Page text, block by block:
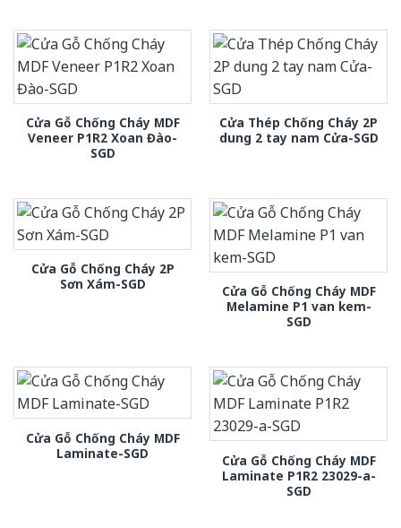
Cửa Gỗ Chống Cháy MDF
Veneer P1R2 Xoan Đào-
SGD
Cửa Thép Chống Cháy 2P
dung 2 tay nam Cửa-SGD
Cửa Gỗ Chống Cháy 2P
Sơn Xám-SGD
Cửa Gỗ Chống Cháy MDF
Melamine P1 van kem-
SGD
Cửa Gỗ Chống Cháy MDF
Laminate-SGD
Cửa Gỗ Chống Cháy MDF
Laminate P1R2 23029-a-
SGD